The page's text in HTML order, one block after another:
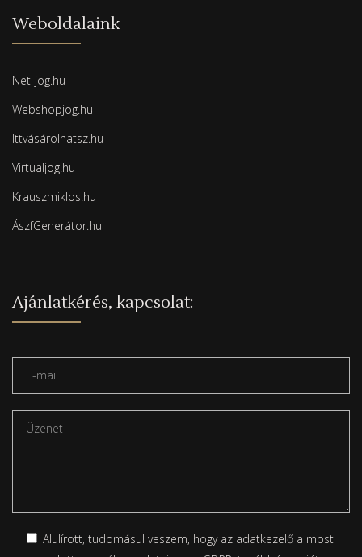
Weboldalaink
Net-jog.hu
Webshopjog.hu
Ittvásárolhatsz.hu
Virtualjog.hu
Krauszmiklos.hu
ÁszfGenerátor.hu
Ajánlatkérés, kapcsolat:
Alulírott, tudomásul veszem, hogy az adatkezelő a most